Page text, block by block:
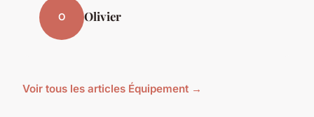
O Olivier
Voir tous les articles Équipement →